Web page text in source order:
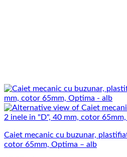
Caiet mecanic cu buzunar,
cotor 65mm, Optima – alb